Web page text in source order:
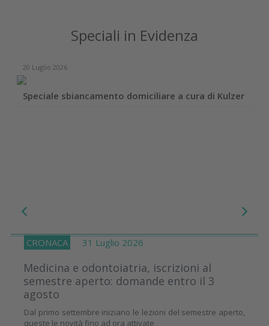
Speciali in Evidenza
20 Luglio 2026
Speciale sbiancamento domiciliare a cura di Kulzer
CRONACA 31 Luglio 2026
Medicina e odontoiatria, iscrizioni al
semestre aperto: domande entro il 3
agosto
Dal primo settembre iniziano le lezioni del semestre aperto,
queste le novità fino ad ora attivate